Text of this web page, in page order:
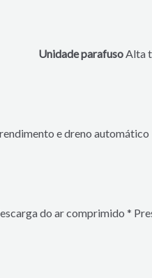
Unidade parafusoAlta
rendimento edreno automático
do ar comprimido *